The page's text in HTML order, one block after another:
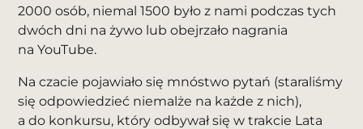
2000 osób, niemal 1500 było z nami podczas tych
dwóch dni na żywo lub obejrzało nagrania
na YouTube.
Na czacie pojawiało się mnóstwo pytań (staraliśmy
się odpowiedzieć niemalże na każde z nich),
a do konkursu, który odbywał się w trakcie Lata